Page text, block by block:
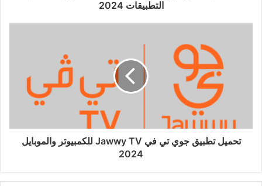
التطبيقات 2024
تحميل تطبيق جوي تي في Jawwy TV للكمبيوتر والموبايل
2024